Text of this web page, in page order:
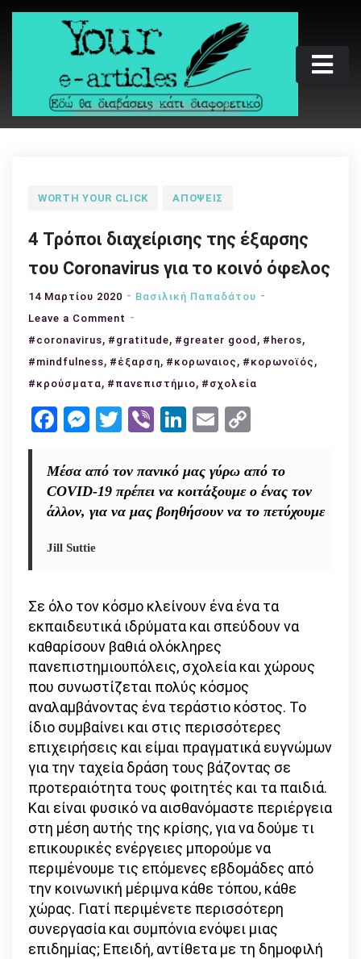
Skip
Your e-articles
Εδώ θα διαβάσεις κάτι διαφορετικό
WORTH YOUR CLICK ΑΠΌΨΕΙΣ
4 Τρόποι διαχείρισης της έξαρσης
του Coronavirus για το κοινό όφελος
14 Μαρτίου 2020
Βασιλική Παπαδάτου
Leave a Comment on
4
Τρόποι
διαχείρισης
έξαρσης
για
το
κοινό
#coronavirus, #gratitude, #greater good , #heros,
#mindfulness, #έξαρση, #κορωναιος , #κορωνοϊός ,
#κρούσματα, #πανεπιστήμιο, #σχολεία
Facebook
Messenger
Twitter
ViberLinkedIn
Email
Μέσα από τον πανικό μας γύρω από το
COVID-19 πρέπει να κοιτάξουμε ο ένας τον
άλλον, για να μας βοηθήσουν να το πετύχουμε
Jill Suttie
Σε όλο τον κόσμο κλείνουν ένα ένα τα
εκπαιδευτικά ιδρύματα και σπεύδουν να
καθαρίσουν βαθιά ολόκληρες
πανεπιστημιουπόλεις, σχολεία και χώρους
που συνωστίζεται πολύς κόσμος
αναλαμβάνοντας ένα τεράστιο κόστος. Το
ίδιο συμβαίνει και στις περισσότερες
επιχειρήσεις και είμαι πραγματικά ευγνώμων
για την ταχεία δράση τους βάζοντας σε
προτεραιότητα τους φοιτητές και τα παιδιά.
Και είναι φυσικό να αισθανόμαστε περιέργεια
στη μέση αυτής της κρίσης, για να δούμε τι
επικουρικές ενέργειες μπορούμε να
περιμένουμε τις επόμενες εβδομάδες από
την κοινωνική μέριμνα κάθε τόπου, κάθε
χώρας. Γιατί περιμένετε περισσότερη
συνεργασία και συμπόνια ενόψει μιας
επιδημίας; Επειδή, αντίθετα με τη δημοφιλή